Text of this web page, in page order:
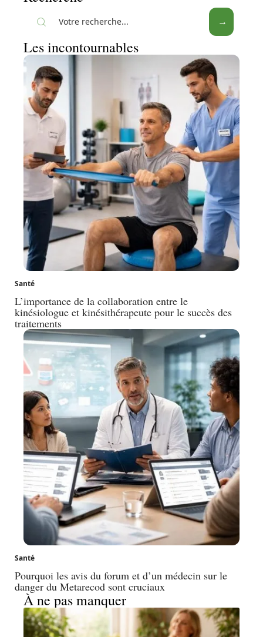
Les incontournables
Santé
L’importance de la collaboration entre le
kinésiologue et kinésithérapeute pour le succès des
traitements
Santé
Pourquoi les avis du forum et d’un médecin sur le
danger du Metarecod sont cruciaux
À ne pas manquer